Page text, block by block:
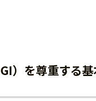
）を尊重する